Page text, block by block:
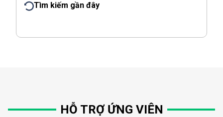
Tìm kiếm gần đây
HỖ TRỢ ỨNG VIÊN